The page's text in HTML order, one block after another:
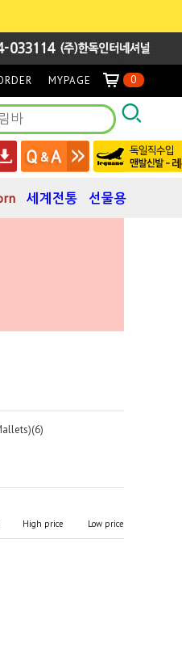
MYPAGE 0
세계전통 선물용
High price Low price